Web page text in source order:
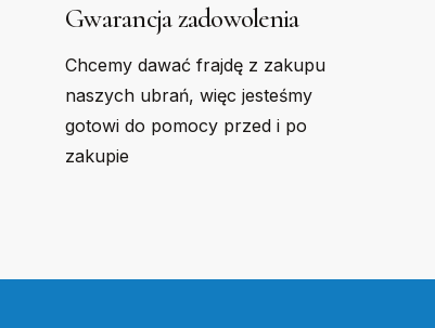
Gwarancja zadowolenia
Chcemy dawać frajdę z zakupu
naszych ubrań, więc jesteśmy
gotowi do pomocy przed i po
zakupie